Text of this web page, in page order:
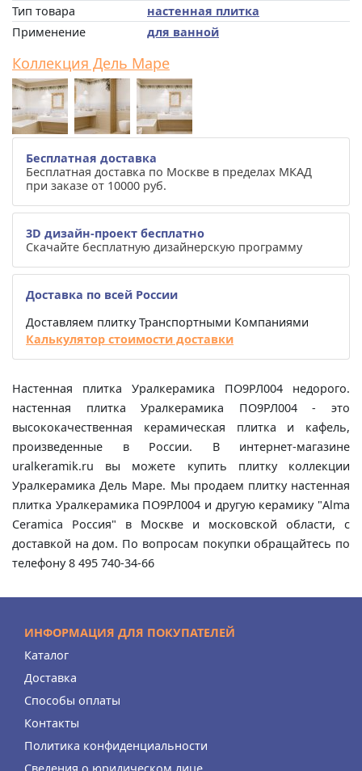
Тип товара
настенная плитка
Применение
для ванной
Коллекция Дель Маре
Бесплатная доставка
Бесплатная доставка по Москве в пределах МКАД
при заказе от 10000 руб.
3D дизайн-проект бесплатно
Скачайте бесплатную дизайнерскую программу
Доставка по всей России
Доставляем плитку Транспортными Компаниями
Калькулятор стоимости доставки
Настенная плитка Уралкерамика ПО9РЛ004 недорого.
настенная плитка Уралкерамика ПО9РЛ004 - это
высококачественная керамическая плитка и кафель,
произведенные в России. В интернет-магазине
uralkeramik.ru вы можете купить плитку коллекции
Уралкерамика Дель Маре. Мы продаем плитку настенная
плитка Уралкерамика ПО9РЛ004 и другую керамику "Alma
Ceramica Россия" в Москве и московской области, с
доставкой на дом. По вопросам покупки обращайтесь по
телефону 8 495 740-34-66
ИНФОРМАЦИЯ ДЛЯ ПОКУПАТЕЛЕЙ
Каталог
Доставка
Способы оплаты
Контакты
Политика конфиденциальности